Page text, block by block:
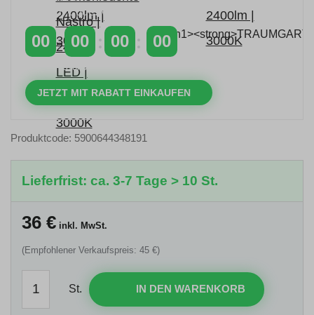
mit dem Code: VIP20AT
00 00
STUNDEN
00 00
JETZT MIT RABATT EINKAUFEN
Produktcode: 5900644348191
Lieferfrist: ca. 3-7 Tage > 10 St.
36 € inkl. MwSt.
(Empfohlener Verkaufspreis: 45 €)
St. IN DEN WARENKORB